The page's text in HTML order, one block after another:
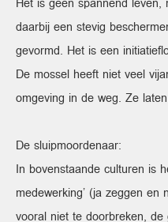
daarbij een stevig
gevormd. Het is een
De mossel heeft niet veel
omgeving in de weg. Ze
De sluipmoordenaar:
In bovenstaande culturen is
medewerking’ (ja zeggen
vooral niet te doorbreken,